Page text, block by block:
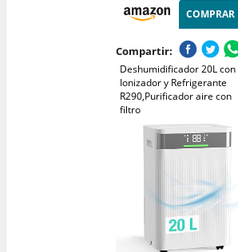
COMPRAR
Compartir:
Deshumidificador 20L con
Ionizador y Refrigerante
R290,Purificador aire con
filtro
HEPA,Deshumidificación
Continua y Silenciosa, Panel
de Control Digital y